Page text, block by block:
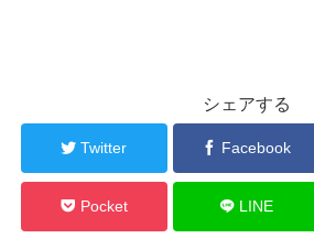
シェアする
Twitter Facebook
Pocket LINE